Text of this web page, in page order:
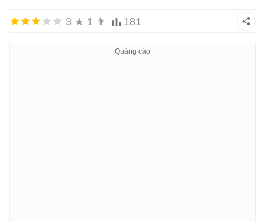
3 ★ 1 👨 181